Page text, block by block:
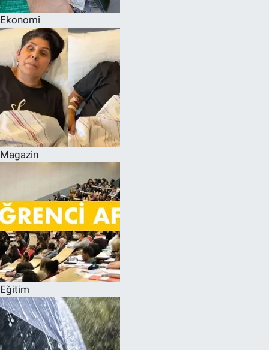
Ekonomi
Magazin
Eğitim